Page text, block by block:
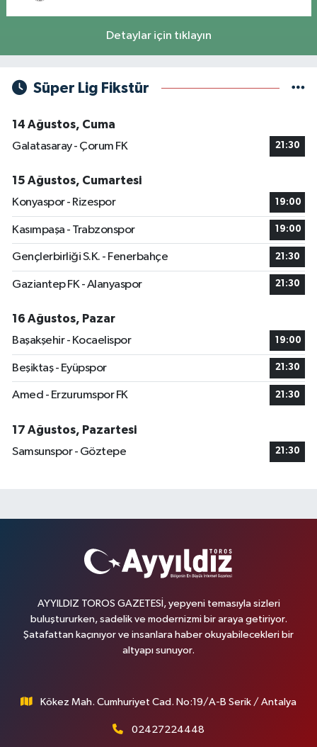
Detaylar için tıklayın
Süper Lig Fikstür
14 Ağustos, Cuma
Galatasaray - Çorum FK
21:30
15 Ağustos, Cumartesi
Konyaspor - Rizespor
19:00
Kasımpaşa - Trabzonspor 19:00
Gençlerbirliği S.K. - Fenerbahçe 21:30
Gaziantep FK - Alanyaspor 21:30
16 Ağustos, Pazar
Başakşehir - Kocaelispor
19:00
Beşiktaş - Eyüpspor 21:30
Amed - Erzurumspor FK 21:30
17 Ağustos, Pazartesi
Samsunspor - Göztepe
21:30
AYYILDIZ TOROS GAZETESİ, yepyeni temasıyla sizleri
buluştururken, sadelik ve modernizmi bir araya getiriyor.
Şatafattan kaçınıyor ve insanlara haber okuyabilecekleri bir
altyapı sunuyor.
Kökez Mah. Cumhuriyet Cad. No:19/A-B Serik / Antalya
02427224448